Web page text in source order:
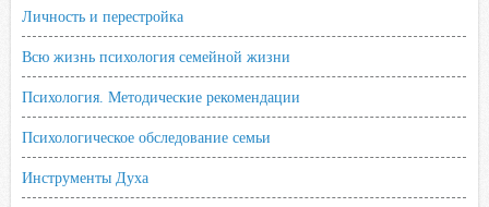
Личность и перестройка
Всю жизнь психология семейной жизни
Психология. Методические рекомендации
Психологическое обследование семьи
Инструменты Духа